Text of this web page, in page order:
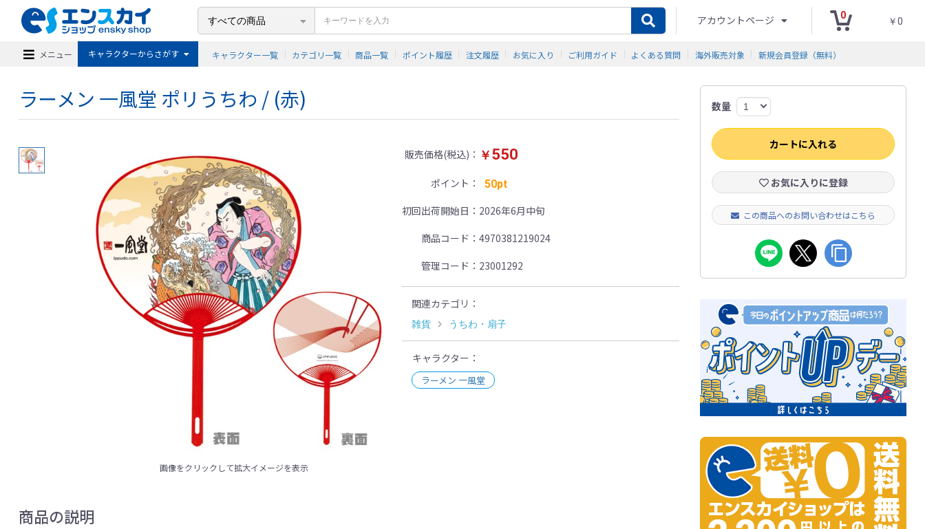
アカウントページ 0
￥0
メニュー キャラクターからさがす キャラクター一覧 カテゴリ一覧 商品一覧 ポイント履歴 注文履歴 お気に入り ご利用ガイド よくある質問 海外販売対象 新規会員登録（無料）
ラーメン 一風堂 ポリうちわ / (赤)
画像をクリックして拡大イメージを表示
販売価格(税込) ￥550
ポイント 50pt
初回出荷開始日
2026年6月中旬
商品コード
4970381219024
管理コード
23001292
関連カテゴリ
雑貨 うちわ・扇子
キャラクター
ラーメン 一風堂
商品の説明
数量
カートに入れる
お気に入りに登録
この商品へのお問い合わせはこちら